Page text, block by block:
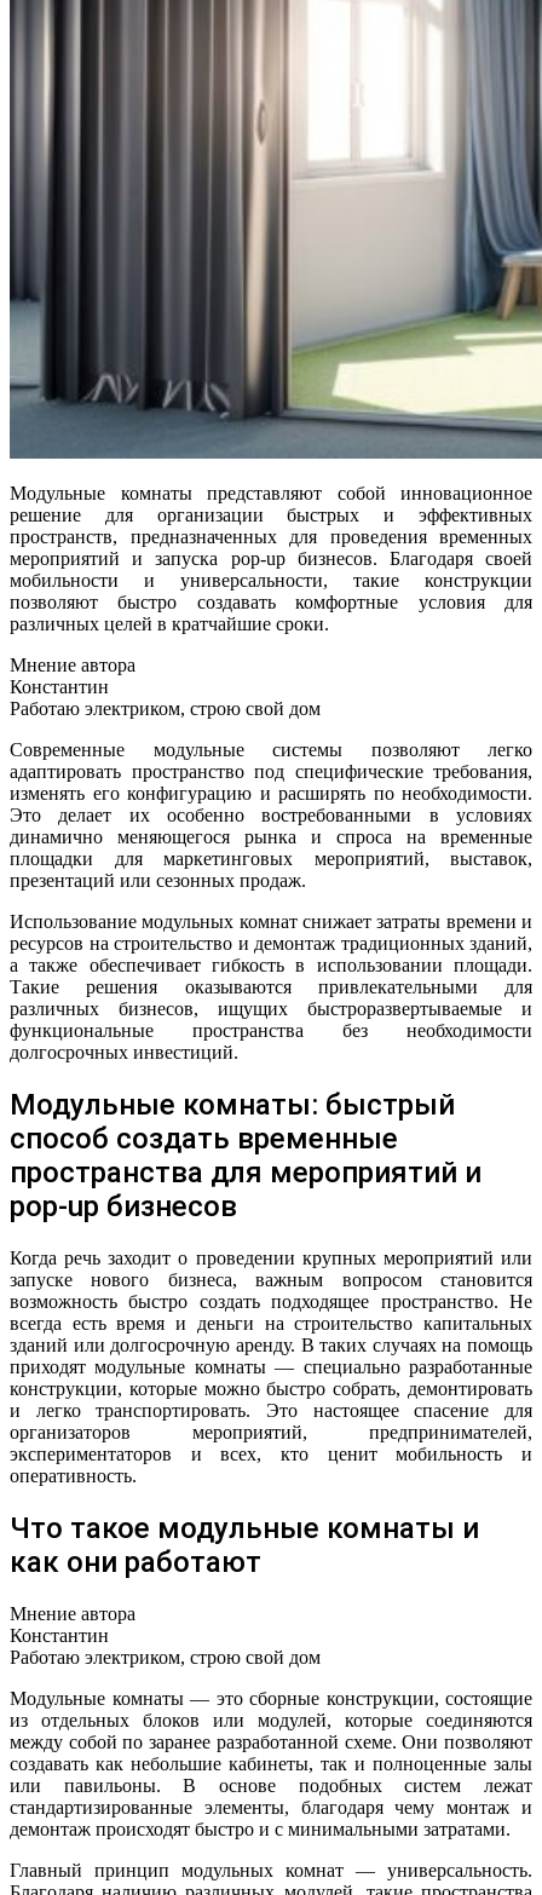
Модульные комнаты представляют собой инновационное
решение для организации быстрых и эффективных
пространств, предназначенных для проведения временных
мероприятий и запуска pop-up бизнесов. Благодаря своей
мобильности и универсальности, такие конструкции
позволяют быстро создавать комфортные условия для
различных целей в кратчайшие сроки.
Мнение автора
Константин
Работаю электриком, строю свой дом
Современные модульные системы позволяют легко
адаптировать пространство под специфические требования,
изменять его конфигурацию и расширять по необходимости.
Это делает их особенно востребованными в условиях
динамично меняющегося рынка и спроса на временные
площадки для маркетинговых мероприятий, выставок,
презентаций или сезонных продаж.
Использование модульных комнат снижает затраты времени и
ресурсов на строительство и демонтаж традиционных зданий,
а также обеспечивает гибкость в использовании площади.
Такие решения оказываются привлекательными для
различных бизнесов, ищущих быстроразвертываемые и
функциональные пространства без необходимости
долгосрочных инвестиций.
Модульные комнаты: быстрый
способ создать временные
пространства для мероприятий и
pop-up бизнесов
Когда речь заходит о проведении крупных мероприятий или
запуске нового бизнеса, важным вопросом становится
возможность быстро создать подходящее пространство. Не
всегда есть время и деньги на строительство капитальных
зданий или долгосрочную аренду. В таких случаях на помощь
приходят модульные комнаты — специально разработанные
конструкции, которые можно быстро собрать, демонтировать
и легко транспортировать. Это настоящее спасение для
организаторов мероприятий, предпринимателей,
экспериментаторов и всех, кто ценит мобильность и
оперативность.
Что такое модульные комнаты и
как они работают
Мнение автора
Константин
Работаю электриком, строю свой дом
Модульные комнаты — это сборные конструкции, состоящие
из отдельных блоков или модулей, которые соединяются
между собой по заранее разработанной схеме. Они позволяют
создавать как небольшие кабинеты, так и полноценные залы
или павильоны. В основе подобных систем лежат
стандартизированные элементы, благодаря чему монтаж и
демонтаж происходят быстро и с минимальными затратами.
Главный принцип модульных комнат — универсальность.